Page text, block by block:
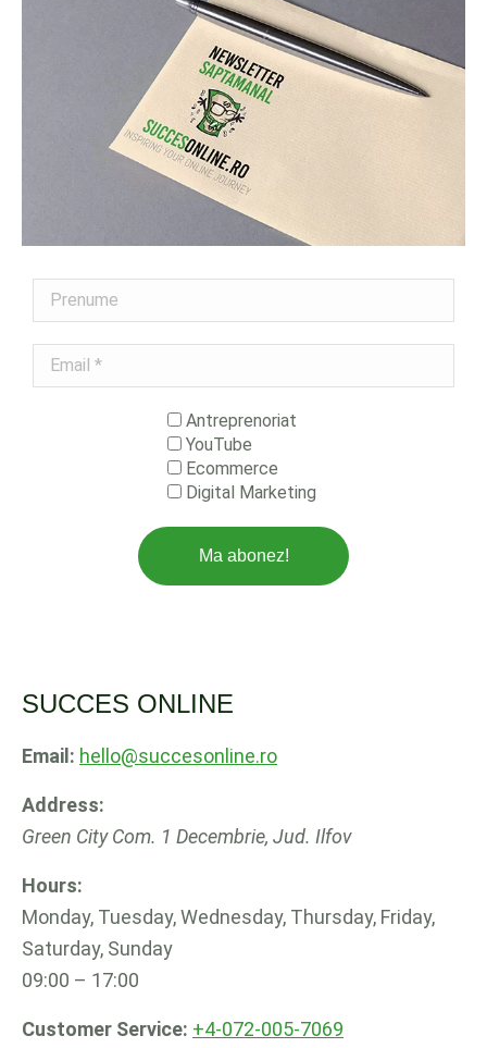
Prenume
Email
Antreprenoriat
YouTube
Ecommerce
Digital Marketing
SUCCES ONLINE
Email: hello@succesonline.ro
Address:
Green City Com. 1 Decembrie, Jud. Ilfov
Hours:
Monday, Tuesday, Wednesday, Thursday, Friday,
Saturday, Sunday
09:00 – 17:00
Customer Service: +4-072-005-7069